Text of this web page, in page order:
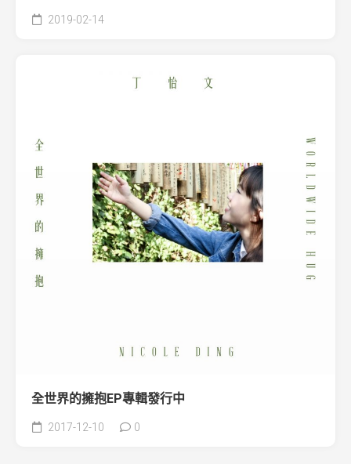
2019-02-14
全世界的擁抱EP專輯發行中
2017-12-10 0